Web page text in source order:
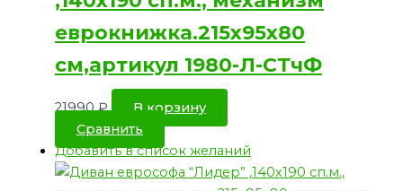
еврокнижка.215х95х80
см,артикул 1980-Л-СТчФ
21990₽
В корзину
Сравнить
Добавить в список желаний